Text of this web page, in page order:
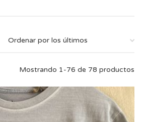
Mostrando 1-76 de 78 productos